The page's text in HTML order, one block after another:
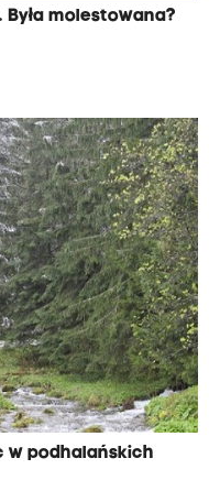
Była molestowana?
w podhalańskich